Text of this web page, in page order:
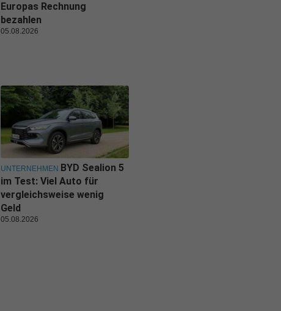
Europas Rechnung
bezahlen
05.08.2026
UNTERNEHMEN BYD Sealion 5
im Test: Viel Auto für
vergleichsweise wenig
Geld
05.08.2026